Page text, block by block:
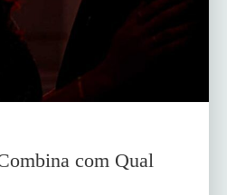
com Qual